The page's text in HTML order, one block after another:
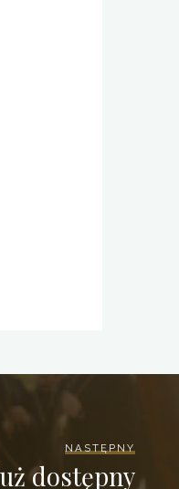
NASTĘPNY
dostępny